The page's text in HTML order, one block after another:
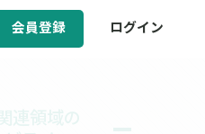
会員登録 ログイン